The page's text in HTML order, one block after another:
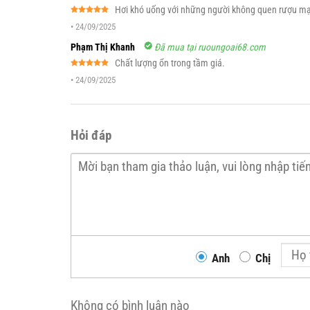
hạng55
Hơi khó uống với những người không quen rượu
• 24/09/2025
Phạm Thị Khanh Đã mua tại ruoungoai68.com
hạng55
Chất lượng ổn trong tầm giá.
• 24/09/2025
Hỏi đáp
Anh Chị
Không có bình luận nào